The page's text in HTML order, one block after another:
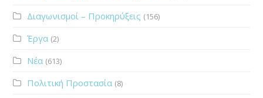
Διαγωνισμοί – Προκηρύξεις (156)
Έργα (2)
Νέα (613)
Πολιτική Προστασία (8)